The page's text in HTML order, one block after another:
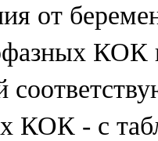
от
КОК
КОК - с